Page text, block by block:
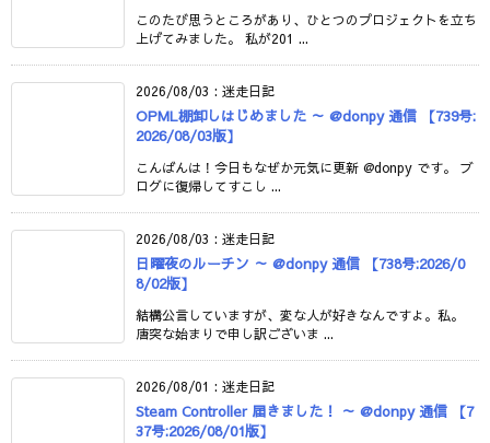
このたび思うところがあり、ひとつのプロジェクトを立ち
上げてみました。 私が201 ...
2026/08/03 : 迷走日記
OPML棚卸しはじめました ～ @donpy 通信 【739号:
2026/08/03版】
こんばんは！今日もなぜか元気に更新 @donpy です。 ブ
ログに復帰してすこし ...
2026/08/03 : 迷走日記
日曜夜のルーチン ～ @donpy 通信 【738号:2026/0
8/02版】
結構公言していますが、変な人が好きなんですよ。私。
唐突な始まりで申し訳ございま ...
2026/08/01 : 迷走日記
Steam Controller 届きました！ ～ @donpy 通信 【7
37号:2026/08/01版】